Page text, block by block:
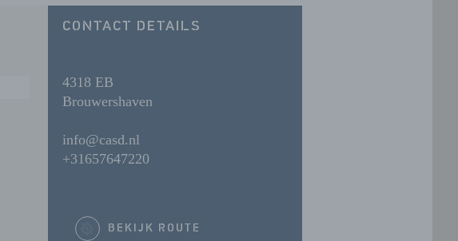
CONTACT DETAILS
4318 EB
Brouwershaven
info@casd.nl
+31657647220
BEKIJK ROUTE